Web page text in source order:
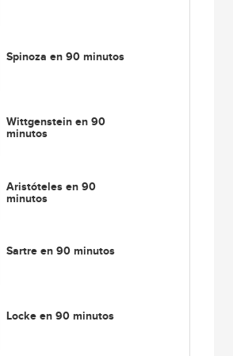
Spinoza en 90 minutos
Wittgenstein en 90
minutos
Aristóteles en 90
minutos
Sartre en 90 minutos
Locke en 90 minutos